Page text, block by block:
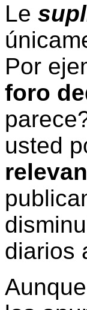
Le
Por
foro
usted
diarios